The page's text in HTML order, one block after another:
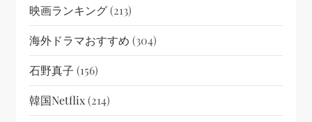
映画ランキング(213)
海外ドラマおすすめ (304)
石野真子 (156)
韓国netflix(214)